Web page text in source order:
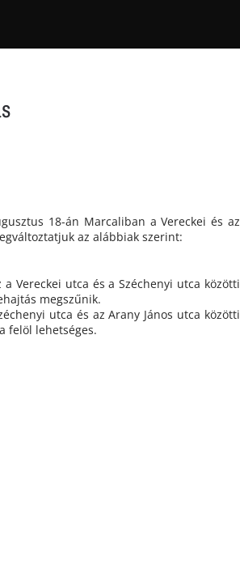
18-án Marcaliban a Vereckei és az
az alábbiak szerint:
Vereckei utca és a Széchenyi utca közötti
megszűnik.
utca és az Arany János utca közötti
felöl lehetséges.